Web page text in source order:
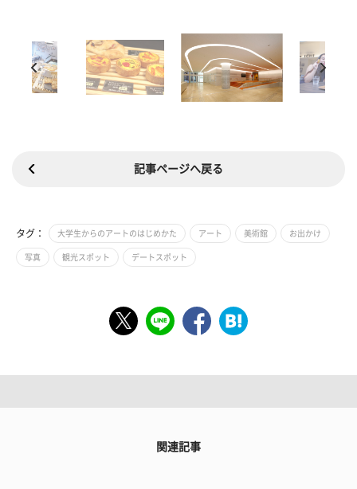
記事ページへ戻る
タグ： 大学生からのアートのはじめかた アート 美術館 お出かけ
写真 観光スポット デートスポット
関連記事